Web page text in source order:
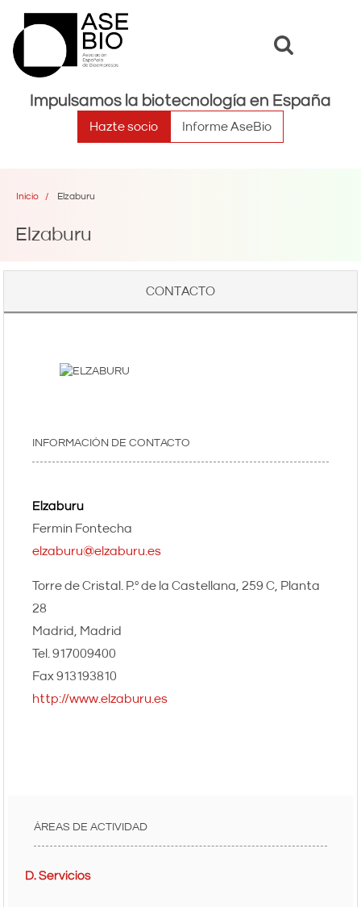
Toggle
Impulsamos la biotecnología en España
Hazte socio Informe AseBio
Inicio Elzaburu
Elzaburu
CONTACTO
INFORMACIÓN DE CONTACTO
Elzaburu
Fermín Fontecha
elzaburu@elzaburu.es
Torre de Cristal. P.º de la Castellana, 259 C, Planta
28
Madrid
Madrid
917009400
913193810
http://www.elzaburu.es
ÁREAS DE ACTIVIDAD
D. Servicios